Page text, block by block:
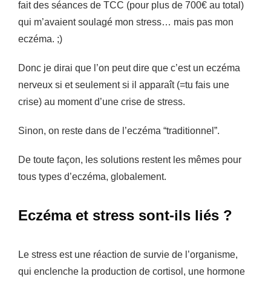
fait des séances de TCC (pour plus de 700€ au total)
qui m’avaient soulagé mon stress… mais pas mon
eczéma. ;)
Donc je dirai que l’on peut dire que c’est un eczéma
nerveux si et seulement si il apparaît (=tu fais une
crise) au moment d’une crise de stress.
Sinon, on reste dans de l’eczéma “traditionnel”.
De toute façon, les solutions restent les mêmes pour
tous types d’eczéma, globalement.
Eczéma et stress sont-ils liés ?
Le stress est une réaction de survie de l’organisme,
qui enclenche la production de cortisol, une hormone